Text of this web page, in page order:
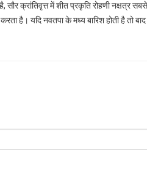
सौर क्रांतिवृत्त में शीत प्रकृति रोहणी नक्षत्र
है। यदि नवतपा के मध्य बारिश होती है तो